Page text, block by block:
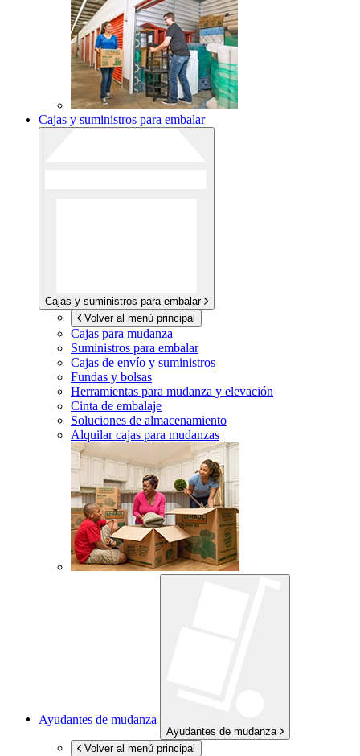
Cajas y suministros para embalar
Cajas y suministros para embalar
Volver al menú principal
Cajas para mudanza
Suministros para embalar
Cajas de envío y suministros
Fundas y bolsas
Herramientas para mudanza y elevación
Cinta de embalaje
Soluciones de almacenamiento
Alquilar cajas para mudanzas
Ayudantes de mudanza
Ayudantes de mudanza
Volver al menú principal